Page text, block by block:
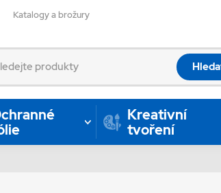
Katalogy a brožury
Kreativní
tvoření